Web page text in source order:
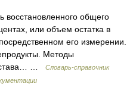
восстановленного общего
или объем остатка в
его измерении.
Методы
…
Словарь-справочник